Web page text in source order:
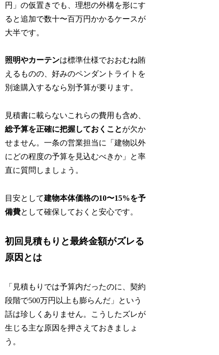
円」の仮置きでも、理想の外構を形にす
ると追加で数十〜百万円かかるケースが
大半です。
照明やカーテンは標準仕様でおおむね賄
えるものの、好みのペンダントライトを
別途購入するなら別予算が要ります。
見積書に載らないこれらの費用も含め、
総予算を正確に把握しておくことが欠か
せません。一条の営業担当に「建物以外
にどの程度の予算を見込むべきか」と率
直に質問しましょう。
目安として建物本体価格の10〜15%を予
備費として確保しておくと安心です。
初回見積もりと最終金額がズレる
原因とは
「見積もりでは予算内だったのに、契約
段階で500万円以上も膨らんだ」という
話は珍しくありません。こうしたズレが
生じる主な原因を押さえておきましょ
う。